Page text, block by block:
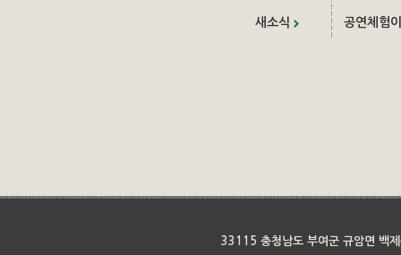
새소식 공연체험
33115 충청남도 부여군 규암면 백